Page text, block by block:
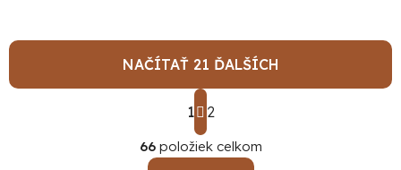
O
v
NAČÍTAŤ 21 ĎALŠÍCH
S
t
r
á
n
1 2
66položiek celkom